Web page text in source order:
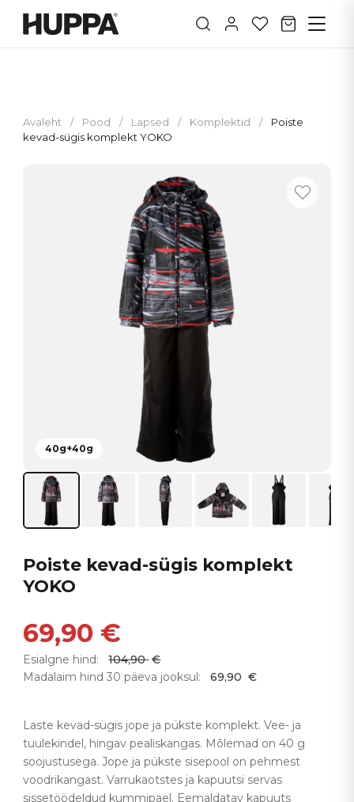
Avaleht / Pood / Lapsed / Komplektid /
Poiste
kevad-sügis komplekt YOKO
40g+40g
Poiste kevad-sügis komplekt
YOKO
69,90 €
Esialgne hind: 104,90 €
Madalaim hind 30 päeva jooksul:
69,90 €
Laste kevad-sügis jope ja pükste komplekt. Vee- ja
tuulekindel, hingav pealiskangas. Mõlemad on 40 g
soojustusega. Jope ja pükste sisepool on pehmest
voodrikangast. Varrukaotstes ja kapuutsi servas
sissetöödeldud kummipael. Eemaldatav kapuuts